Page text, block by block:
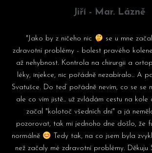
Jiří - Mar. Lázně
"Jako by z ničeho nic
se u mne
zdravotní problémy - bolest pravého
až nehybnost. Kontrola na chirurgii a
léky, injekce, nic pořádně nezabíralo... A
Svatušce. Do teď pořádně nevím, co se se
ale co vím jistě... už zvládám cestu na kole
začal "kolotoč všedních dní" a já
pozorovat, tak mi jednoho dne došlo, že
normálně
Tedy tak, na co jsem byla
než začaly mé zdravotní problémy. Děkuju